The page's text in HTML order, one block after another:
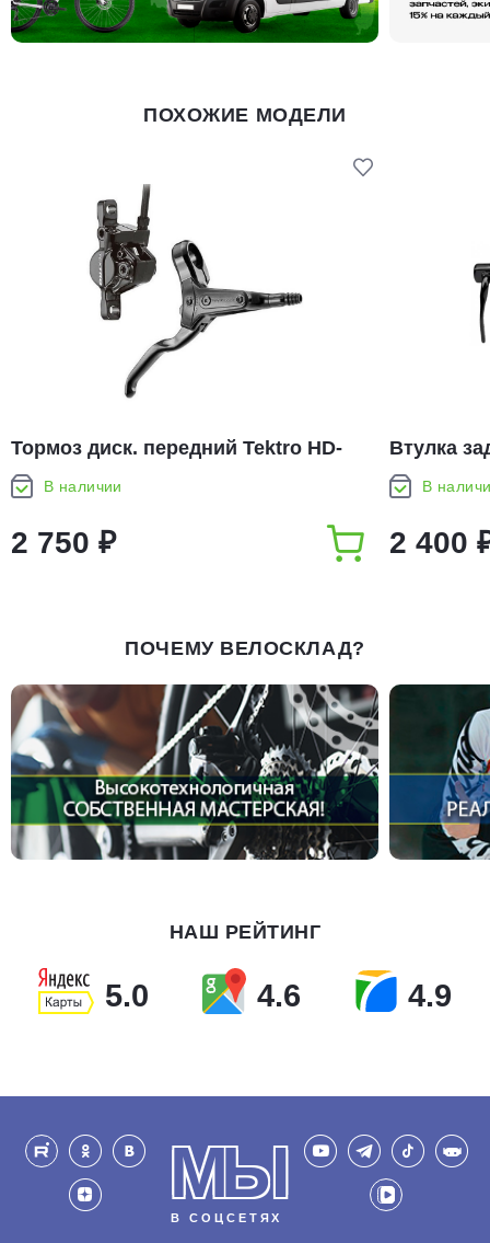
ПОХОЖИЕ МОДЕЛИ
Тормоз диск. передний Tektro HD-
M285-R, 1900 мм, zip-пакет
В наличии
2 750 ₽
Втулка
32H,
В
2 400
ПОЧЕМУ ВЕЛОСКЛАД?
НАШ РЕЙТИНГ
5.0 4.6 4.9
МЫ
В СОЦСЕТЯХ